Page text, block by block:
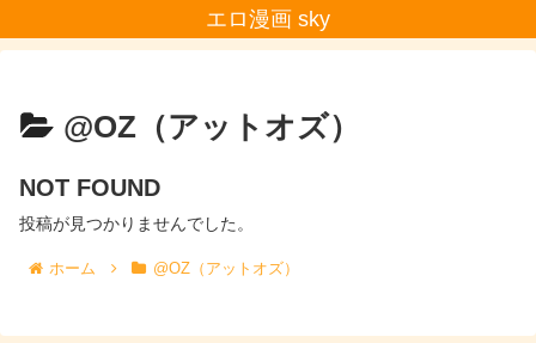
エロ漫画 sky
@OZ（アットオズ）
NOT FOUND
投稿が見つかりませんでした。
ホーム @OZ（アットオズ）